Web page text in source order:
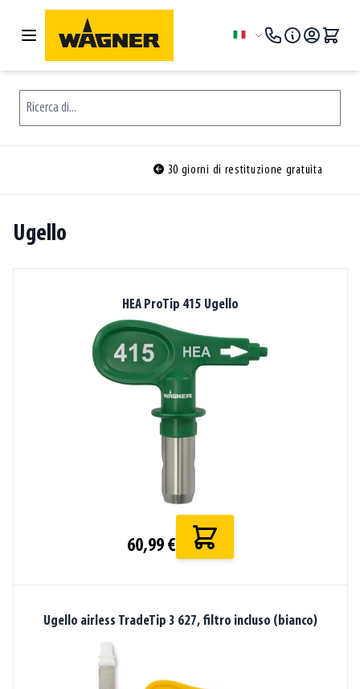
Salta al contenuto
Lingua
Ricerca di...
30 giorni di restituzione gratuita
Ugello
HEA ProTip 415 Ugello
60,99 €
Ugello airless TradeTip 3 627, filtro incluso (bianco)